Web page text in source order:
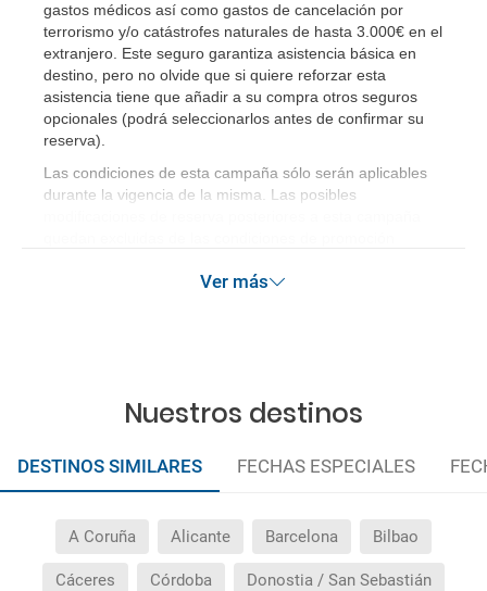
gastos médicos así como gastos de cancelación por
terrorismo y/o catástrofes naturales de hasta 3.000€ en el
extranjero. Este seguro garantiza asistencia básica en
destino, pero no olvide que si quiere reforzar esta
asistencia tiene que añadir a su compra otros seguros
opcionales (podrá seleccionarlos antes de confirmar su
reserva)
Las condiciones de esta campaña sólo serán aplicables
durante la vigencia de la misma. Las posibles
Ver más
Nuestros destinos
DESTINOS SIMILARES FECHAS ESPECIALES
A Coruña Alicante Barcelona Bilbao
Cáceres Córdoba Donostia / San Sebastián